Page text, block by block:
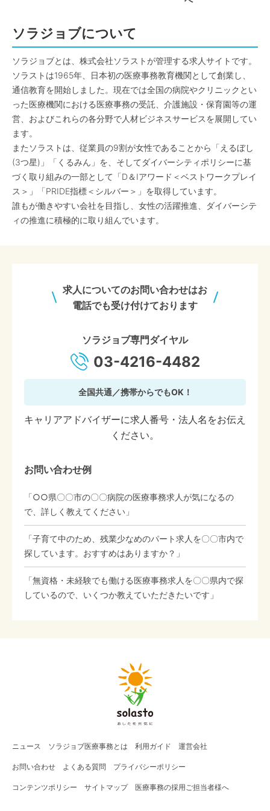
ソラジョブについて
ソラジョブとは、株式会社ソラストが管理する求人サイトです。
ソラストは1965年、日本初の医療事務教育機関として創業し、
通信教育を開始しました。現在では全国の病院やクリニックとい
った医療機関における医療事務の受託、介護施設・保育園等の運
営、およびこれらの各分野で人材ビジネスサービスを展開してい
ます。
またソラストは、従業員の9割が女性であることから「えるぼし
(3つ星)」「くるみん」を、そしてダイバーシティポリシーに基
づく取り組みの一部として「D＆Iアワード＜ベストワークプレイ
ス＞」「PRIDE指標＜シルバー＞」を取得しています。
誰もが働きやすい会社を目指し、女性の活躍推進、ダイバーシテ
ィの推進に積極的に取り組んでいます。
求人についてのお問い合わせはお
電話でも受け付けております
ソラジョブ専門ダイヤル
03-4216-4482
全国共通／携帯からでもOK！
キャリアアドバイザーに求人番号・法人名をお伝え
ください。
お問い合わせ例
「○○県〇〇市の〇〇病院の医療事務求人が気になるの
で、詳しく教えてください」
「子育て中のため、残業少なめのパート求人を〇〇市内で
探しています。おすすめはありますか？」
「無資格・未経験でも働ける医療事務求人を〇〇県内で探
しているので、いくつか教えていただきたいです」
ニュース ソラジョブ医療事務 とは 利用ガイド 運営会社
お問い合わせ よくある質問 プライバシーポリシー
コンテンツポリシー サイトマップ 医療事務の採用ご担当者様へ